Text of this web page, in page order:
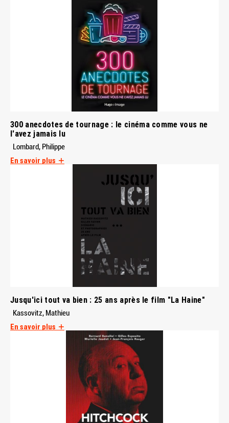
300 anecdotes de tournage : le cinéma comme vous ne
l'avez jamais lu
Lombard, Philippe
En savoir plus
Jusqu'ici tout va bien : 25 ans après le film "La Haine"
Kassovitz, Mathieu
En savoir plus